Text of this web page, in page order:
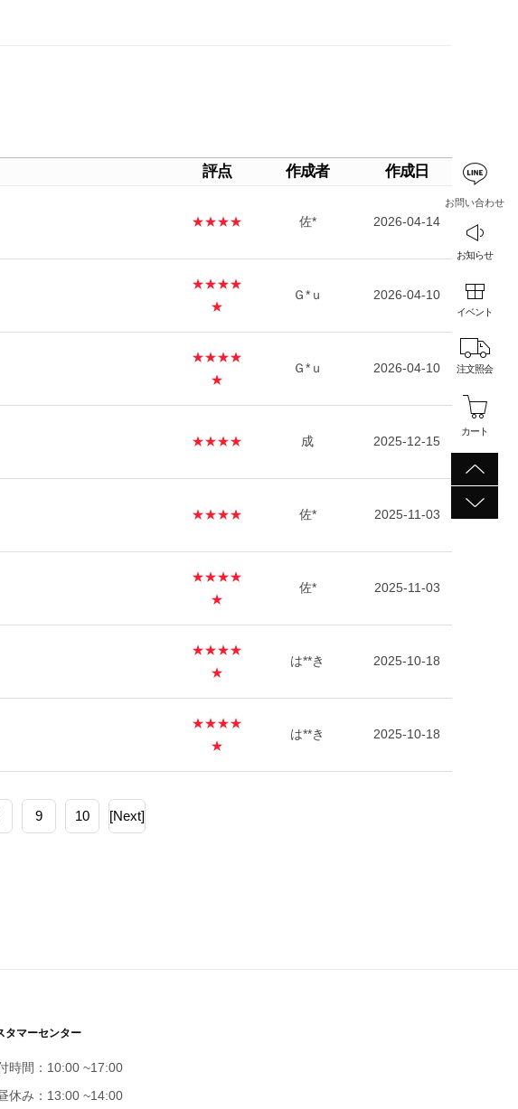
お問い合わせ
お知らせ
イベント
注文照会
カート
評点 作成者 作成日
★★★★ 佐* 2026-04-14
★★★★
★
Ｇ*ｕ 2026-04-10
★★★★
★
Ｇ*ｕ 2026-04-10
★★★★ 成 2025-12-15
★★★★ 佐* 2025-11-03
★★★★
★
佐* 2025-11-03
★★★★
★
は**き 2025-10-18
★★★★
★
は**き 2025-10-18
9 10 [Next]
タマーセンター
時間：10:00 ~17:00
休み：13:00 ~14:00